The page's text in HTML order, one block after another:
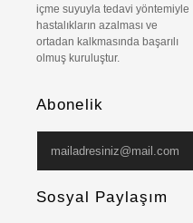
içme suyuyla tedavi yöntemiyle
hastalıkların azalması ve
ortadan kalkmasında başarılı
olmuş kuruluştur.
Abonelik
Sosyal Paylaşım